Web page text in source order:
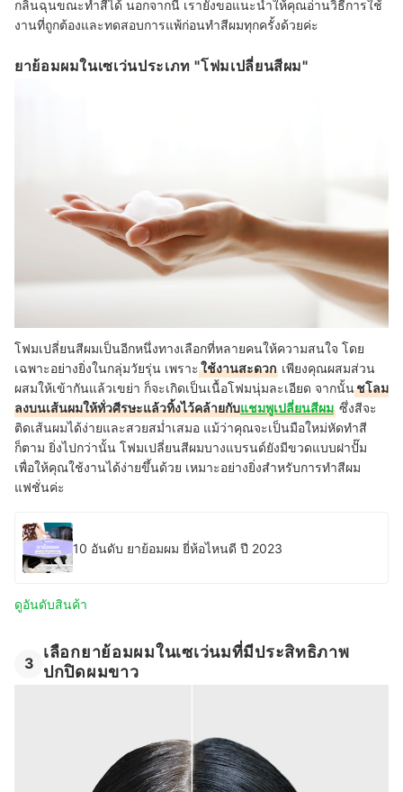
กลิ่นฉุนขณะทำสีได้ นอกจากนี้ เรายังขอแนะนำให้คุณอ่านวิธีการใช้
งานที่ถูกต้องและทดสอบการแพ้ก่อนทำสีผมทุกครั้งด้วยค่ะ
ยาย้อมผมในเซเว่นประเภท "โฟมเปลี่ยนสีผม"
โฟมเปลี่ยนสีผมเป็นอีกหนึ่งทางเลือกที่หลายคนให้ความสนใจ โดย
เฉพาะอย่างยิ่งในกลุ่มวัยรุ่น เพราะใช้งานสะดวก เพียงคุณผสมส่วน
ผสมให้เข้ากันแล้วเขย่า ก็จะเกิดเป็นเนื้อโฟมนุ่มละเอียด จากนั้นชโลม
ลงบนเส้นผมให้ทั่วศีรษะแล้วทิ้งไว้คล้ายกับแชมพูเปลี่ยนสีผม ซึ่งสีจะ
ติดเส้นผมได้ง่ายและสวยสม่ำเสมอ แม้ว่าคุณจะเป็นมือใหม่หัดทำสี
ก็ตาม ยิ่งไปกว่านั้น โฟมเปลี่ยนสีผมบางแบรนด์ยังมีขวดแบบฝาปั๊ม
เพื่อให้คุณใช้งานได้ง่ายขึ้นด้วย เหมาะอย่างยิ่งสำหรับการทำสีผม
แฟชั่นค่ะ
10 อันดับ ยาย้อมผม ยี่ห้อไหนดี ปี 2023
ดูอันดับสินค้า
3
เลือกยาย้อมผมในเซเว่นมที่มีประสิทธิภาพ
ปกปิดผมขาว